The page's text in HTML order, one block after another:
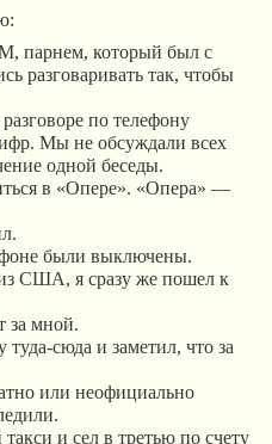
парнем, который был с
разговаривать так, чтобы
по телефону
Мы не обсуждали всех
одной беседы.
в «Опере». «Опера» —
были выключены.
США, я сразу же пошел к
за мной.
туда-сюда и заметил, что за
или неофициально
и сел в третью по счету